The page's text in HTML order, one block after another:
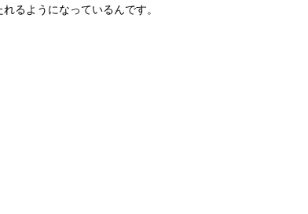
るようになっているんです。